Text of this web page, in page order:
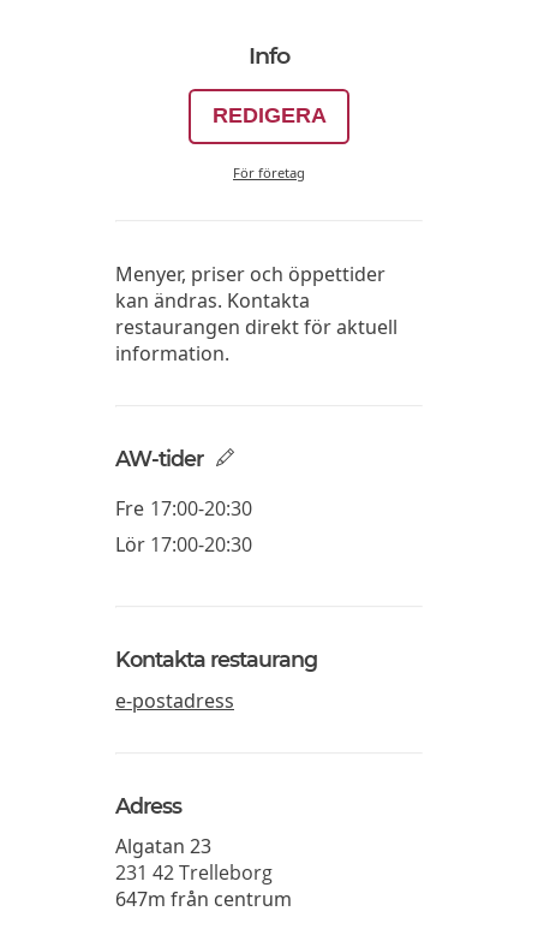
Info
REDIGERA
För företag
Menyer, priser och öppettider
kan ändras. Kontakta
restaurangen direkt för aktuell
information.
AW-tider
Fre 17:00-20:30
Lör 17:00-20:30
Kontakta restaurang
e-postadress
Adress
Algatan 23
231 42Trelleborg
647m från centrum